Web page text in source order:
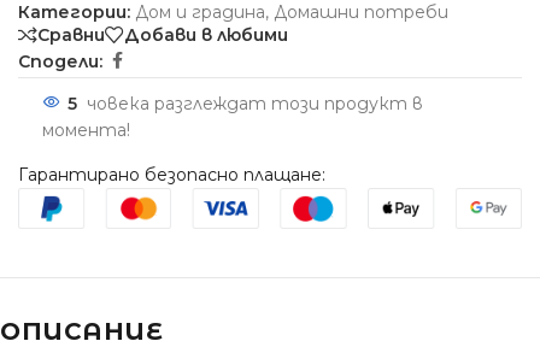
Категории: Дом и градина, Домашни потреби
Сравни
Добави в любими
Сподели:
5 човека разглеждат този продукт в
момента!
Гарантирано безопасно плащане:
ОПИСАНИЕ